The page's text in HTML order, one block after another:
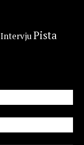
IntervjuPista